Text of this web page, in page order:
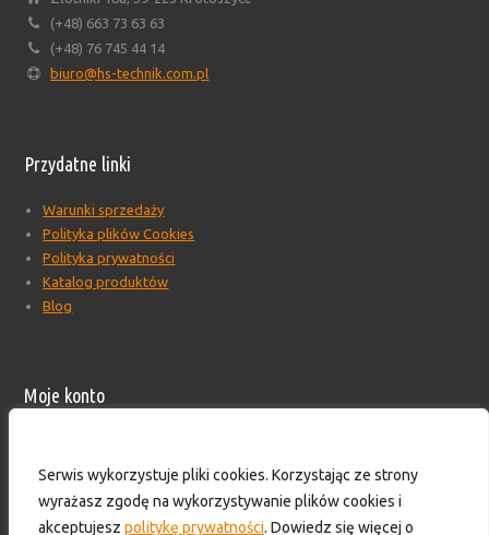
Serwis wykorzystuje pliki cookies. Korzystając ze strony
wyrażasz zgodę na wykorzystywanie plików cookies i
akceptujesz politykę prywatności. Dowiedz się więcej o
(+48) 663 73 63 63
(+48) 76 745 44 14
biuro@hs-technik.com.pl
Przydatne linki
Warunki sprzedaży
Polityka plików Cookies
Polityka prywatności
Katalog produktów
Blog
Moje konto
Formularz wyceny produktów
Skontaktuj się z nami!